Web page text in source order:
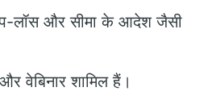
लॉस और सीमा के आदेश जैसी
वेबिनार शामिल हैं।